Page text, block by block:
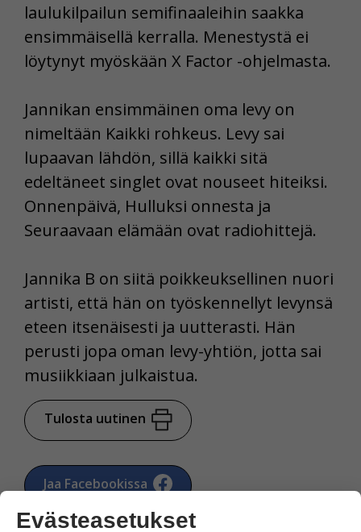
laulukilpailun semifinaaleihin saakka
ensimmäisellä kerralla. Menestystä ei
löytynyt myöskään X Factor -ohjelmasta.
Jannikan ensimmäinen oma levy on
nimeltään Kaikki rohkeus. Levy sai
lupaavan lähdön, sillä kaikki sitä
edeltäneet singlet ovat nouseet hiteiksi.
Onnenpäivä, Hulluksi onnesta ja
Seuraavaan elämään ovat radiohittejä.
Jannika B on siitä poikkeuksellinen nuori
artisti, että hän on työskennellyt levynsä
eteen itsenäisesti ja uutterasti. Hän
perusti jopa oman levy-yhtiön, jotta sai
musiikkiaan julkaistua.
Tulosta uutinen
Jaa Facebookissa
Evästeasetukset